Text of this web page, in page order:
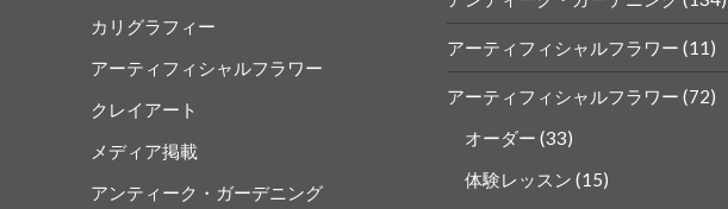
カリグラフィー
アーティフィシャルフラワー
クレイアート
メディア掲載
アンティーク・ガーデニング
で
表
示
で
表
示
アーティフィシャルフラワー (11)
アーティフィシャルフラワー (72)
オーダー (33)
体験レッスン (15)